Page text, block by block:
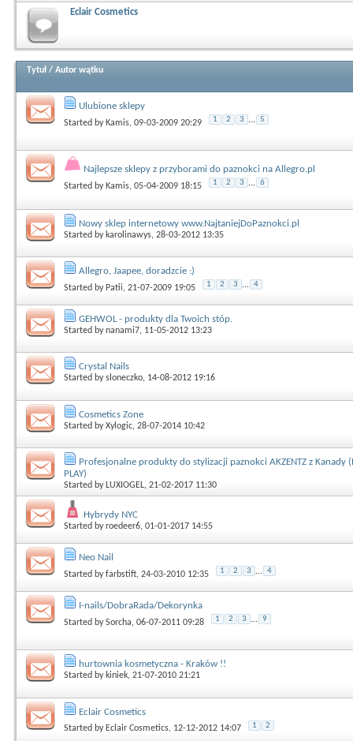
Eclair Cosmetics
Tytuł / Autor wątku
Ulubione sklepy
Started by Kamis, 09-03-2009 20:29 1 2 3 ... 5
Najlepsze sklepy z przyborami do paznokci na Allegro.pl
Started by Kamis, 05-04-2009 18:15 1 2 3 ... 6
Nowy sklep internetowy www.NajtaniejDoPaznokci.pl
Started by karolinawys, 28-03-2012 13:35
Allegro, Jaapee, doradzcie :)
Started by Patii, 21-07-2009 19:05 1 2 3 ... 4
GEHWOL - produkty dla Twoich stóp.
Started bynanami7, 11-05-2012 13:23
Crystal Nails
Started bysloneczko, 14-08-2012 19:16
Cosmetics Zone
Started byXylogic, 28-07-2014 10:42
Profesjonalne produkty do stylizacji paznokci AKZENTZ z Kanady
PLAY)
Started by LUXIOGEL, 21-02-2017 11:30
Hybrydy NYC
Started byroedeer6, 01-01-2017 14:55
Neo Nail
Started byfarbstift, 24-03-2010 12:35 1 2 3 ... 4
I-nails/DobraRada/Dekorynka
Started bySorcha, 06-07-2011 09:28 1 2 3 ... 9
hurtownia kosmetyczna - Kraków !!
Started by kiniek, 21-07-2010 21:21
Eclair Cosmetics
Started by Eclair Cosmetics, 12-12-2012 14:07 1 2